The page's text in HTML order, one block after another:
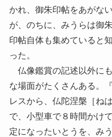
かれ、御朱印帖をあがな
が、のちに、みうらは御
印帖自体も集めていると
った。
仏像鑑賞の記述以外に
な場面がたくさんある。
レスから、仏陀涅槃［ね
で、小型車で８時間かけ
定になったいとうを、み